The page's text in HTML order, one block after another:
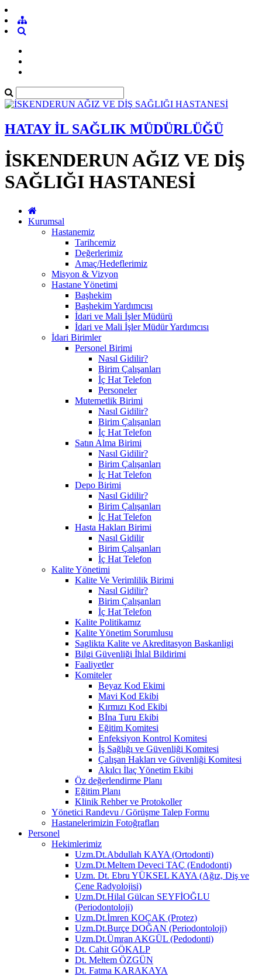
HATAY İL SAĞLIK MÜDÜRLÜĞÜ
İSKENDERUN AĞIZ VE DİŞ
SAĞLIĞI HASTANESİ
Kurumsal
Hastanemiz
Tarihcemiz
Değerlerimiz
Amaç/Hedeflerimiz
Misyon & Vizyon
Hastane Yönetimi
Başhekim
Başhekim Yardımcısı
İdari ve Mali İşler Müdürü
İdari ve Mali İşler Müdür Yardımcısı
İdari Birimler
Personel Birimi
Nasıl Gidilir?
Birim Çalışanları
İç Hat Telefon
Personeler
Mutemetlik Birimi
Nasıl Gidilir?
Birim Çalışanları
İç Hat Telefon
Satın Alma Birimi
Nasıl Gidilir?
Birim Çalışanları
İç Hat Telefon
Depo Birimi
Nasıl Gidilir?
Birim Çalışanları
İç Hat Telefon
Hasta Hakları Birimi
Nasıl Gidilir
Birim Çalışanları
İç Hat Telefon
Kalite Yönetimi
Kalite Ve Verimlilik Birimi
Nasıl Gidilir?
Birim Çalışanları
İç Hat Telefon
Kalite Politikamız
Kalite Yönetim Sorumlusu
Saglikta Kalite ve Akreditasyon Baskanligi
Bilgi Güvenliği İhlal Bildirimi
Faaliyetler
Komiteler
Beyaz Kod Ekimi
Mavi Kod Ekibi
Kırmızı Kod Ekibi
Bİna Turu Ekibi
Eğitim Komitesi
Enfeksiyon Kontrol Komitesi
İş Sağlığı ve Güvenliği Komitesi
Çalışan Hakları ve Güvenliği Komitesi
Akılcı İlaç Yönetim Ekibi
Öz değerlendirme Planı
Eğitim Planı
Klinik Rehber ve Protokoller
Yönetici Randevu / Görüşme Talep Formu
Hastanelerimizin Fotoğrafları
Personel
Hekimlerimiz
Uzm.Dt.Abdullah KAYA (Ortodonti)
Uzm.Dt.Meltem Deveci TAÇ (Endodonti)
Uzm. Dt. Ebru YÜKSEL KAYA (Ağız, Diş ve
Çene Radyolojisi)
Uzm.Dt.Hilal Gülcan SEYFİOĞLU
(Periodontoloji)
Uzm.Dt.İmren KOÇAK (Protez)
Uzm.Dt.Burçe DOĞAN (Periodontoloji)
Uzm.Dt.Ümran AKGÜL (Pedodonti)
Dt. Cahit GÖKALP
Dt. Meltem ÖZGÜN
Dt. Fatma KARAKAYA